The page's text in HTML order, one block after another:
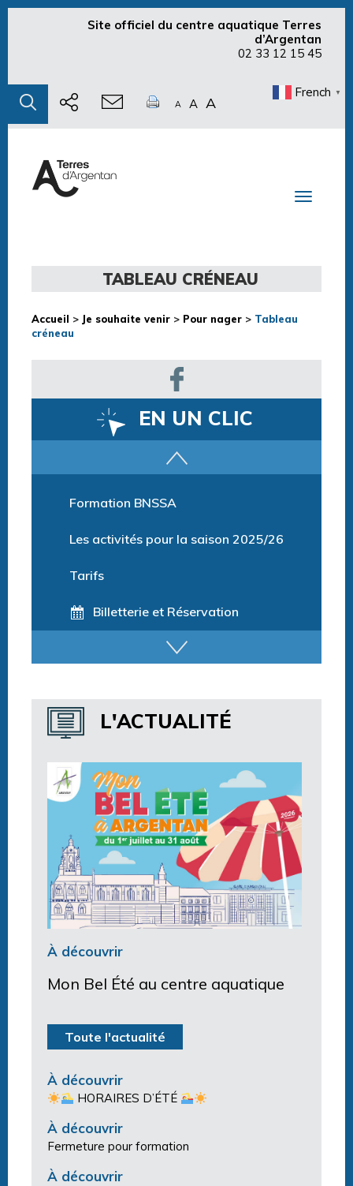
Site officiel du centre aquatique Terres
d’Argentan
02 33 12 15 45
A A A
French ▼
Toggle
TABLEAU CRÉNEAU
Accueil > Je souhaite venir > Pour nager > Tableau
créneau
EN UN CLIC
Parcours training
Formation BNSSA
Les activités pour la saison 2025/26
Tarifs
Billetterie et Réservation
Horaires espace détente
Horaires centre aquatique
L'ACTUALITÉ
À découvrir
Mon Bel Été au centre aquatique
Toute l'actualité
À découvrir
HORAIRES D’ÉTÉ
À découvrir
Fermeture pour formation
À découvrir